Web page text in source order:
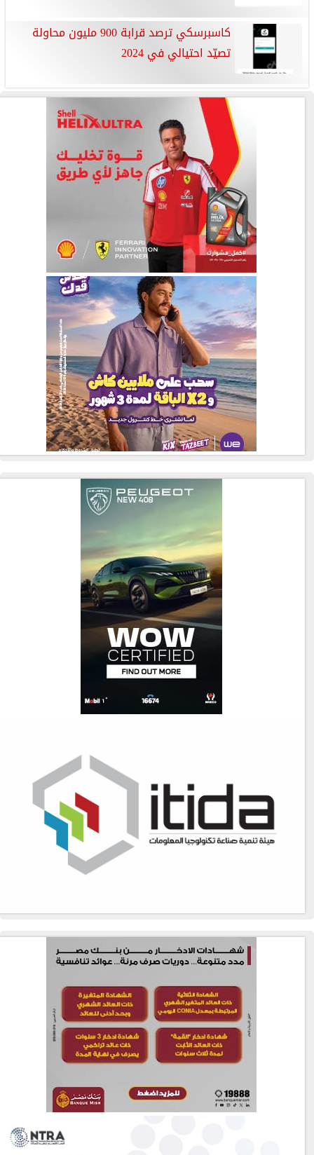
كاسبرسكي ترصد قرابة 900 مليون محاولة
تصيّد احتيالي في 2024